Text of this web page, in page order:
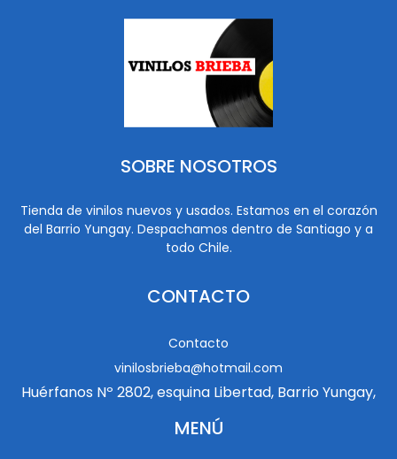
SOBRE NOSOTROS
Tienda de vinilos nuevos y usados. Estamos en el corazón
del Barrio Yungay. Despachamos dentro de Santiago y a
todo Chile.
CONTACTO
Contacto
vinilosbrieba@hotmail.com
Huérfanos Nº 2802, esquina Libertad, Barrio Yungay,
MENÚ